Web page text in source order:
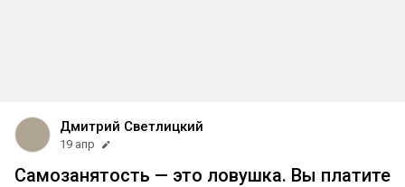
Дмитрий Светлицкий
19 апр
Самозанятость — это ловушка. Вы платите